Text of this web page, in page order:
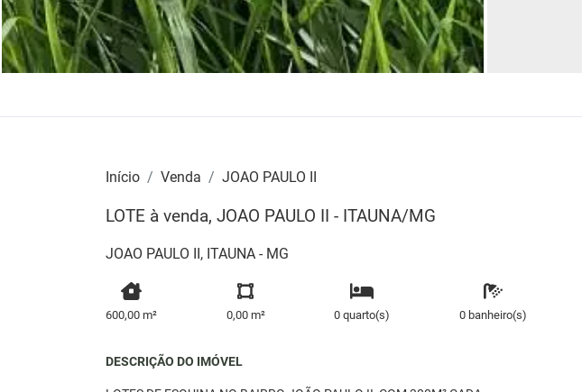
Início Venda JOAO PAULO II
LOTE à venda, JOAO PAULO II - ITAUNA/MG
JOAO PAULO II, ITAUNA - MG
600,00 m² 0,00 m² 0 quarto(s) 0 banheiro(s)
DESCRIÇÃO DO IMÓVEL